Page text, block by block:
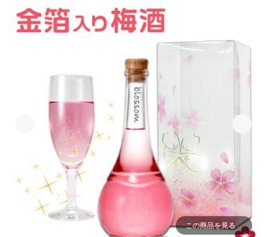
この商品を見る